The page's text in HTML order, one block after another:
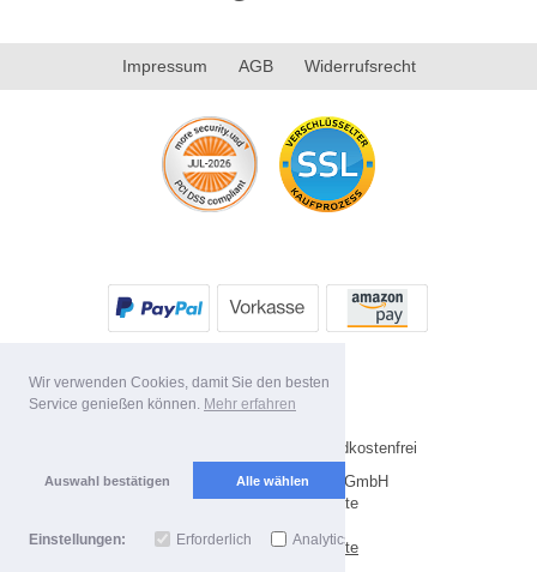
Wir verwenden Cookies, damit Sie den besten
Service genießen können. Mehr erfahren
Auswahl bestätigen Alle wählen
Einstellungen: Erforderlich Analytics
Impressum AGB Widerrufsrecht
* Alle Preise inkl. MwSt. Versandkostenfrei
Copyright 2026 by Future-X GmbH
Mobile Shop by Shopgate
Zur klassischen Webseite